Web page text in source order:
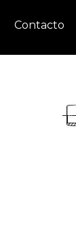
Contacto